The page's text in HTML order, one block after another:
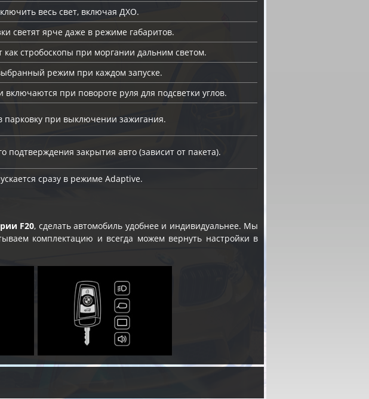
весь свет, включая ДХО.
светят ярче даже в режиме габаритов.
как стробоскопы при моргании дальним светом.
режим при каждом запуске.
включаются при повороте руля для подсветки углов.
парковку при выключении зажигания.
подтверждения закрытия авто (зависит от пакета).
сразу в режиме Adaptive.
F20, сделать автомобиль удобнее и индивидуальнее. Мы
комплектацию и всегда можем вернуть настройки в